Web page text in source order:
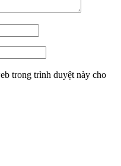
trong trình duyệt này cho